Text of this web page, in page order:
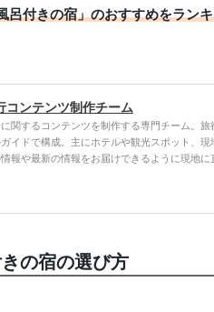
呂付きの宿」のおすすめをラン
コンテンツ制作チーム
関するコンテンツを制作する専門チーム。
ガイドで構成。主にホテルや観光スポット、
報や最新の情報をお届けできるように現地
の宿の選び方